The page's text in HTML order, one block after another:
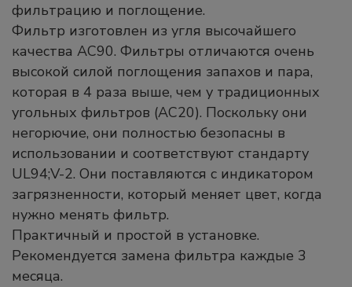
фильтрацию и поглощение.
Фильтр изготовлен из угля высочайшего
качества AC90. Фильтры отличаются очень
высокой силой поглощения запахов и пара,
которая в 4 раза выше, чем у традиционных
угольных фильтров (AC20). Поскольку они
негорючие, они полностью безопасны в
использовании и соответствуют стандарту
UL94;V-2. Они поставляются с индикатором
загрязненности, который меняет цвет, когда
нужно менять фильтр.
Практичный и простой в установке.
Рекомендуется замена фильтра каждые 3
месяца.